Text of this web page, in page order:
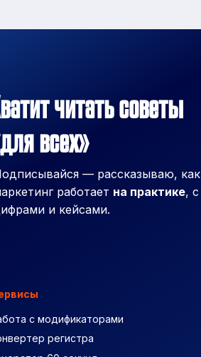
читать советы
всех»
— рассказываю, как
работает на практике, с
и кейсами.
с модификаторами
регистра